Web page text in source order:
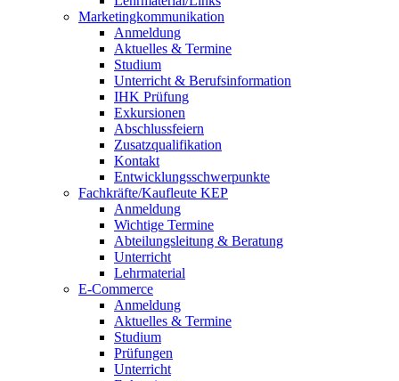
Marketingkommunikation
Anmeldung
Aktuelles & Termine
Studium
Unterricht & Berufsinformation
IHK Prüfung
Exkursionen
Abschlussfeiern
Zusatzqualifikation
Kontakt
Entwicklungsschwerpunkte
Fachkräfte/Kaufleute KEP
Anmeldung
Wichtige Termine
Abteilungsleitung & Beratung
Unterricht
Lehrmaterial
E-Commerce
Anmeldung
Aktuelles & Termine
Studium
Prüfungen
Unterricht